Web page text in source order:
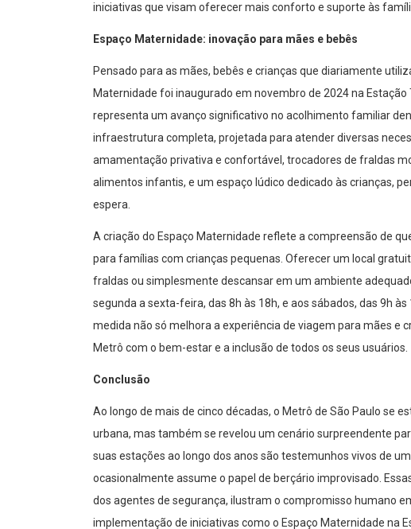
iniciativas que visam oferecer mais conforto e suporte às
Espaço Maternidade: inovação para mães e bebês
Pensado para as mães, bebês e crianças que diariamente
Maternidade foi inaugurado em novembro de 2024 na
representa um avanço significativo no acolhimento familiar
infraestrutura completa, projetada para atender diversas
amamentação privativa e confortável, trocadores de fraldas
alimentos infantis, e um espaço lúdico dedicado às crianças,
espera.
A criação do Espaço Maternidade reflete a compreensão de
para famílias com crianças pequenas. Oferecer um local
fraldas ou simplesmente descansar em um ambiente
segunda a sexta-feira, das 8h às 18h, e aos sábados, das 9h
medida não só melhora a experiência de viagem para mães e
Metrô com o bem-estar e a inclusão de todos os seus usuários.
Conclusão
Ao longo de mais de cinco décadas, o Metrô de São Paulo se
urbana, mas também se revelou um cenário surpreendente
suas estações ao longo dos anos são testemunhos vivos de
ocasionalmente assume o papel de berçário improvisado.
dos agentes de segurança, ilustram o compromisso humano
implementação de iniciativas como o Espaço Maternidade na